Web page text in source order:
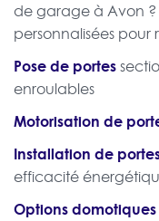
de garage à Avon ?
personnalisées pour
Pose de portes
enroulables
Motorisation de
Installation de
efficacité
Options domotiques